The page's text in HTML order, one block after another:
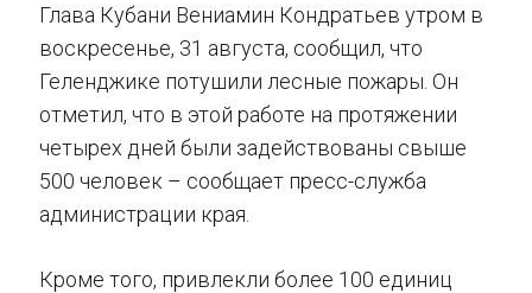
Глава Кубани Вениамин Кондратьев утром в
воскресенье, 31 августа, сообщил, что
Геленджике потушили лесные пожары. Он
отметил, что в этой работе на протяжении
четырех дней были задействованы свыше
500 человек – сообщает пресс-служба
администрации края.
Кроме того, привлекли более 100 единиц